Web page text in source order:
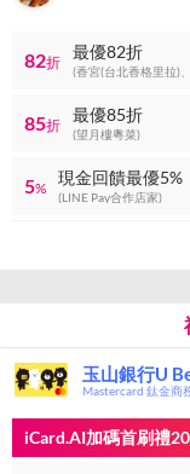
82折
最優82折
(香宮(台北香格里拉)
85折
最優85折
(望月樓粵菜)
5%
現金回饋最優5%
(LINE Pay合作店家)
玉山銀行U
Mastercard 鈦金商
iCard.AI加碼首刷禮